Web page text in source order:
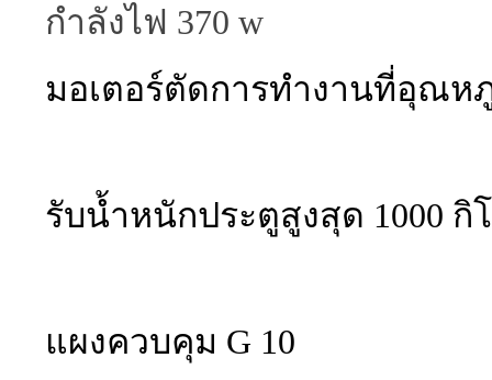
กำลังไฟ 370 w
มอเตอร์ตัดการทำงานที่อุณหภู
รับน้ำหนักประตูสูงสุด 1000 กิ
แผงควบคุม G 10